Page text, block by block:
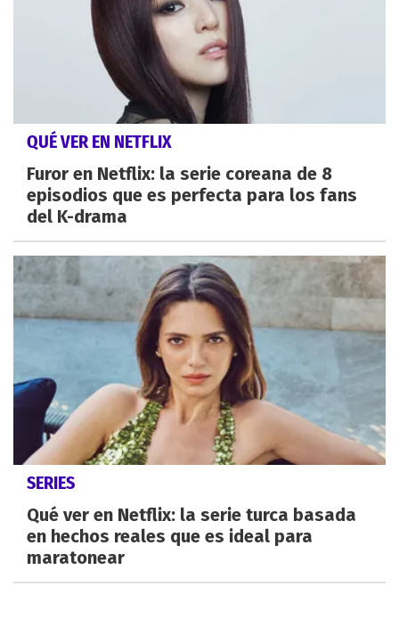
QUÉ VER EN NETFLIX
Furor en Netflix: la serie coreana de 8
episodios que es perfecta para los fans
del K-drama
SERIES
Qué ver en Netflix: la serie turca basada
en hechos reales que es ideal para
maratonear